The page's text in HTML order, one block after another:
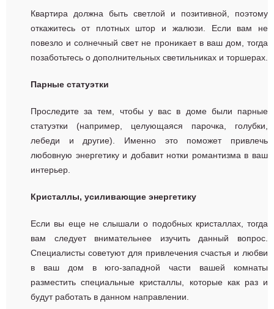
Квартира должна быть светлой и позитивной, поэтому
откажитесь от плотных штор и жалюзи. Если вам не
повезло и солнечный свет не проникает в ваш дом, тогда
позаботьтесь о дополнительных светильниках и торшерах.
Парные статуэтки
Проследите за тем, чтобы у вас в доме были парные
статуэтки (например, целующаяся парочка, голубки,
лебеди и другие). Именно это поможет привлечь
любовную энергетику и добавит нотки романтизма в ваш
интерьер.
Кристаллы, усиливающие энергетику
Если вы еще не слышали о подобных кристаллах, тогда
вам следует внимательнее изучить данный вопрос.
Специалисты советуют для привлечения счастья и любви
в ваш дом в юго-западной части вашей комнаты
разместить специальные кристаллы, которые как раз и
будут работать в данном направлении.